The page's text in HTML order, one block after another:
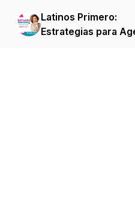
Latinos Primero:
Estrategias para